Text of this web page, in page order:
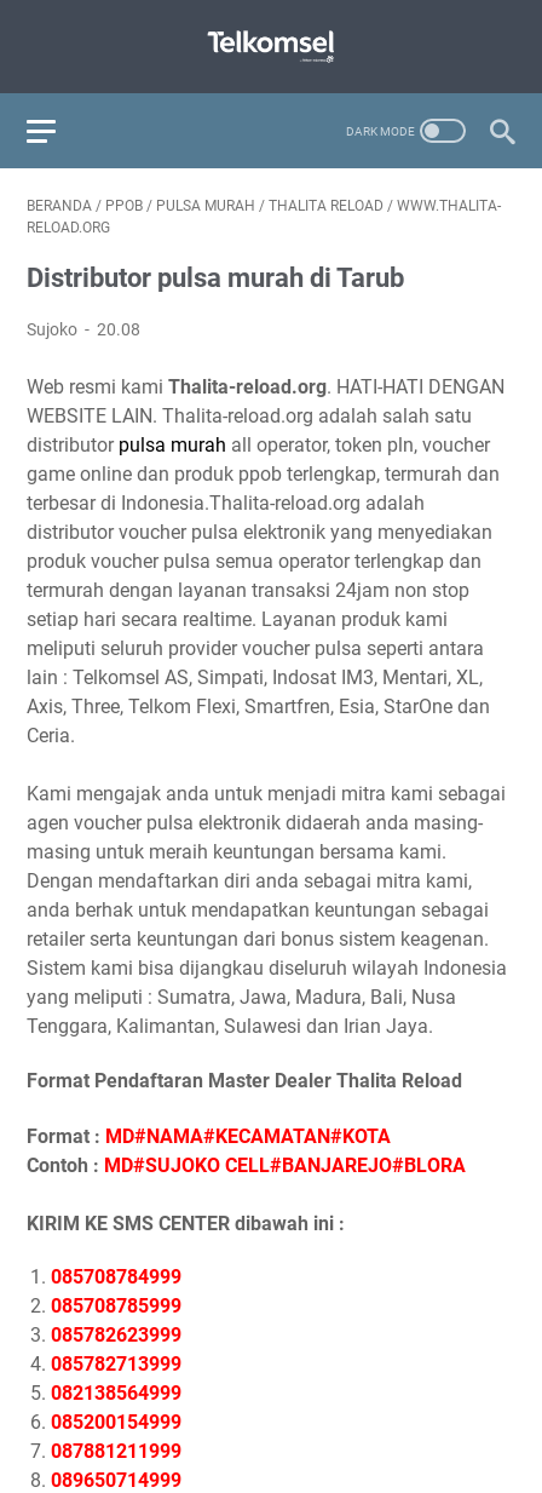
BERANDA / PPOB / PULSA MURAH / THALITA RELOAD / WWW.THALITA-
RELOAD.ORG
Distributor pulsa murah di Tarub
Sujoko 20.08
Web resmi kami Thalita-reload.org. HATI-HATI DENGAN
WEBSITE LAIN. Thalita-reload.org adalah salah satu
distributor pulsa murah all operator, token pln, voucher
game online dan produk ppob terlengkap, termurah dan
terbesar di Indonesia.Thalita-reload.org adalah
distributor voucher pulsa elektronik yang menyediakan
produk voucher pulsa semua operator terlengkap dan
termurah dengan layanan transaksi 24jam non stop
setiap hari secara realtime. Layanan produk kami
meliputi seluruh provider voucher pulsa seperti antara
lain : Telkomsel AS, Simpati, Indosat IM3, Mentari, XL,
Axis, Three, Telkom Flexi, Smartfren, Esia, StarOne dan
Ceria.
Kami mengajak anda untuk menjadi mitra kami sebagai
agen voucher pulsa elektronik didaerah anda masing-
masing untuk meraih keuntungan bersama kami.
Dengan mendaftarkan diri anda sebagai mitra kami,
anda berhak untuk mendapatkan keuntungan sebagai
retailer serta keuntungan dari bonus sistem keagenan.
Sistem kami bisa dijangkau diseluruh wilayah Indonesia
yang meliputi : Sumatra, Jawa, Madura, Bali, Nusa
Tenggara, Kalimantan, Sulawesi dan Irian Jaya.
Format Pendaftaran Master Dealer Thalita Reload
Format : MD#NAMA#KECAMATAN#KOTA
Contoh : MD#SUJOKO CELL#BANJAREJO#BLORA
KIRIM KE SMS CENTER dibawah ini :
085708784999
085708785999
085782623999
085782713999
082138564999
085200154999
087881211999
089650714999